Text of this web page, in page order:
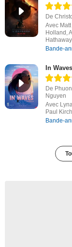
De
Avec
Holland,
Hathaway
Bande-
In Waves
De
Nguyen
Avec
Paul
Bande-